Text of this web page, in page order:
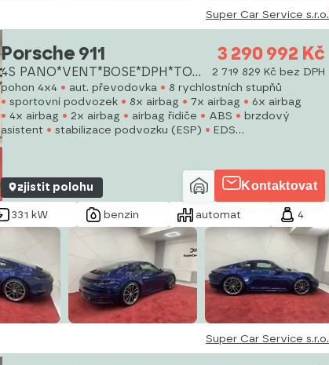
Super Car Service s.r.o.
Porsche 911
4S PANO*VENT*BOSE*DPH*TOP
SPEC
3 290 992 Kč
2 719 829 Kč bez DPH
pohon 4x4
aut. převodovka
8 rychlostních stupňů
sportovní podvozek
8x airbag 7x airbag
6x airbag
4x airbag
2x airbag airbag řidiče ABS
brzdový
asistent
stabilizace podvozku (ESP)
EDS
zjistit polohu Kontaktovat
331 kW benzin automat 4
Super Car Service s.r.o.